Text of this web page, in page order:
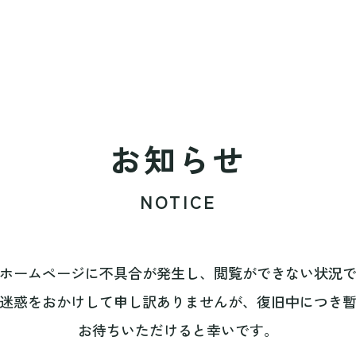
お知らせ
NOTICE
ームページに不具合が発生し、閲覧ができない状況で
惑をおかけして申し訳ありませんが、復旧中につき
お待ちいただけると幸いです。